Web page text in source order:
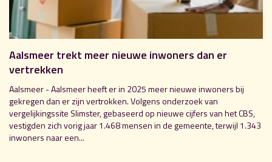
Aalsmeer trekt meer nieuwe inwoners dan er
vertrekken
Aalsmeer - Aalsmeer heeft er in 2025 meer nieuwe inwoners bij
gekregen dan er zijn vertrokken. Volgens onderzoek van
vergelijkingssite Slimster, gebaseerd op nieuwe cijfers van het CBS,
vestigden zich vorig jaar 1.468 mensen in de gemeente, terwijl 1.343
inwoners naar een...